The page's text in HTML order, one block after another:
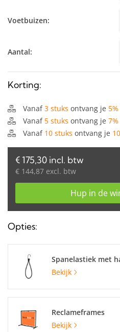
Voetbuizen:
Aantal:
Korting:
Vanaf3 stuks ontvang je 5%
Vanaf 5 stuks ontvang je 7%
Vanaf 10 stuks ontvang je
€ 175,30 incl. btw
€ 144,87 excl. btw
Hup in de
Opties:
Spanelastiek met
Bekijk
Reclameframes
Bekijk